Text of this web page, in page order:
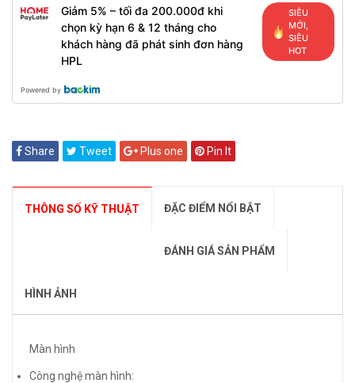
Giảm 5% – tối đa 200.000đ khi
chọn kỳ hạn 6 & 12 tháng cho
khách hàng đã phát sinh đơn hàng
HPL
SIÊU
MỚI,
SIÊU
HOT
Powered by
Share Tweet Plus one Pin It
THÔNG SỐ KỸ THUẬT ĐẶC ĐIỂM NỔI BẬT
ĐÁNH GIÁ SẢN PHẨM
HÌNH ẢNH
Màn hình
Công nghệ màn hình: